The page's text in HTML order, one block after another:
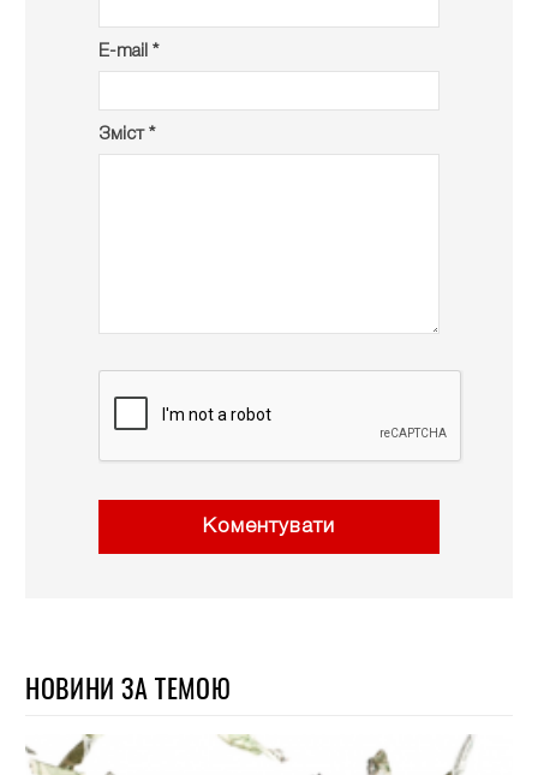
E-mail *
Зміст *
Коментувати
НОВИНИ ЗА ТЕМОЮ